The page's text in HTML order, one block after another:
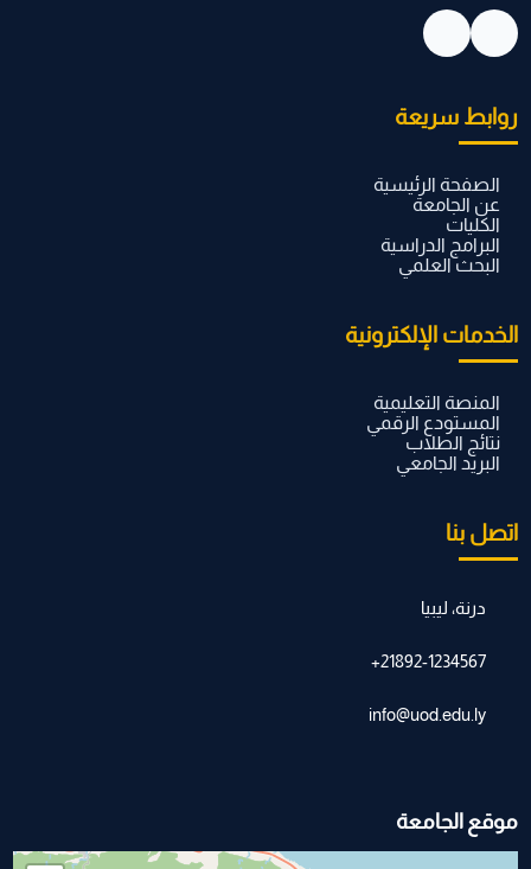
روابط سريعة
الصفحة الرئيسية
عن الجامعة
الكليات
البرامج الدراسية
البحث العلمي
الخدمات الإلكترونية
المنصة التعليمية
المستودع الرقمي
نتائج الطلاب
البريد الجامعي
اتصل بنا
درنة، ليبيا
21892-1234567+
info@uod.edu.ly
موقع الجامعة